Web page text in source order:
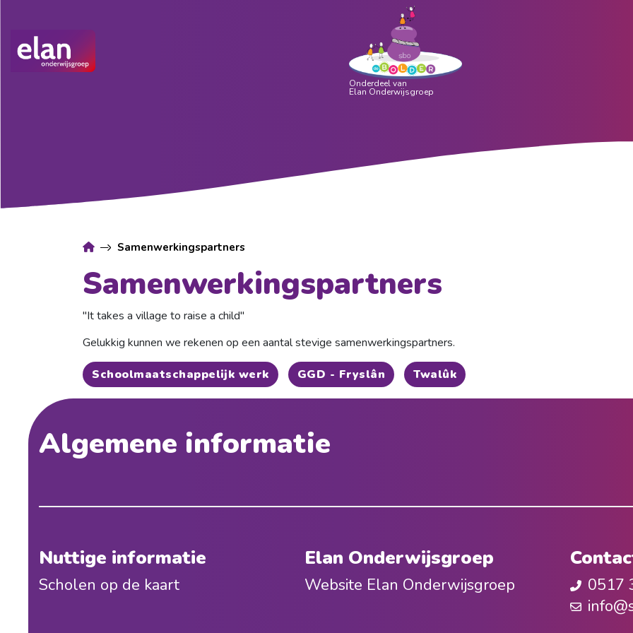
Samenwerkingspartners
Samenwerkingspartners
"It takes a village to raise a child"
Gelukkig kunnen we rekenen op een aantal stevige samenwerkingspartners.
Schoolmaatschappelijk werk GGD - Fryslân Twalûk
Algemene informatie
Nuttige informatie
Scholen op de kaart
Elan Onderwijsgroep
Website Elan Onderwijsgroep
0517